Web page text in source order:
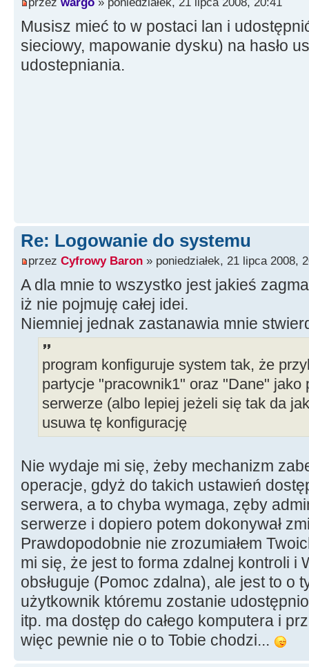
Musisz mieć to w postaci lan i
sieciowy, mapowanie dysku) na hasło
udostepniania.
Re: Logowanie do systemu
przez Cyfrowy Baron » poniedziałek, 21 lipca 2008,
A dla mnie to wszystko jest jakieś
iż nie pojmuję całej idei.
Niemniej jednak zastanawia mnie
program konfiguruje system tak, że
partycje "pracownik1" oraz "Dane" jako
serwerze (albo lepiej jeżeli się tak da
usuwa tę konfigurację
Nie wydaje mi się, żeby mechanizm
operacje, gdyż do takich ustawień
serwera, a to chyba wymaga, zęby
serwerze i dopiero potem dokonywał
Prawdopodobnie nie zrozumiałem
mi się, że jest to forma zdalnej kontroli i
obsługuje (Pomoc zdalna), ale jest to o
użytkownik któremu zostanie
itp. ma dostęp do całego komputera i
więc pewnie nie o to Tobie chodzi...